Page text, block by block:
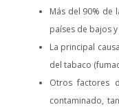
Más del 90% de
países de bajos
La principal
del tabaco
Otros factores
contaminado,